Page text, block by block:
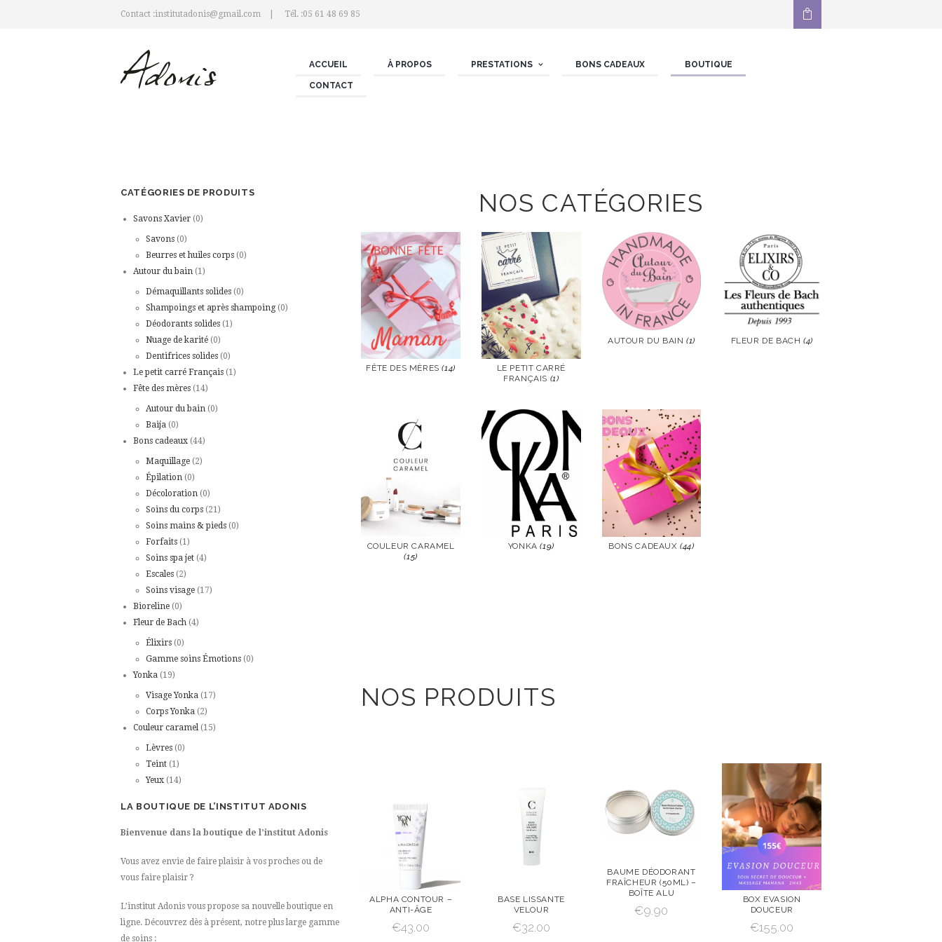
Contact :institutadonis@gmail.com Tél. :05 61 48 69 85
ACCUEIL À PROPOS PRESTATIONS BONS CADEAUX BOUTIQUE
CONTACT
CATÉGORIES DE PRODUITS
Savons Xavier (0)
Savons (0)
Beurres et huiles corps (0)
Autour du bain (1)
Démaquillants solides (0)
Shampoings et après shampoing (0)
Déodorants solides (1)
Nuage de karité (0)
Dentifrices solides (0)
Le petit carré Français (1)
Fête des mères (14)
Autour du bain (0)
Baija (0)
Bons cadeaux (44)
Maquillage (2)
Épilation (0)
Décoloration (0)
Soins du corps (21)
Soins mains & pieds (0)
Forfaits (1)
Soins spa jet (4)
Escales (2)
Soins visage (17)
Bioreline (0)
Fleur de Bach (4)
Élixirs (0)
Gamme soins Émotions (0)
Yonka (19)
Visage Yonka (17)
Corps Yonka (2)
Couleur caramel (15)
Lèvres (0)
Teint (1)
Yeux (14)
LA BOUTIQUE DE L’INSTITUT ADONIS
Bienvenue dans la boutique de l’institut Adonis
Vous avez envie de faire plaisir à vos proches ou de
vous faire plaisir ?
L’institut Adonis vous propose sa nouvelle boutique en
ligne. Découvrez dès à présent, notre plus large gamme
de soins :
NOS CATÉGORIES
FÊTE DES MÈRES(14)
LE PETIT CARRÉ
FRANÇAIS (1)
AUTOUR DU BAIN(1) FLEUR DE BACH (4)
COULEUR CARAMEL
(15)
YONKA(19) BONS CADEAUX(44)
NOS PRODUITS
R AU
ALPHA CONTOUR –
ANTI-ÂGE
€43.00
R AU
BASE LISSANTE
VELOUR
€32.00
VOIR
AJOUTE
PANIER
BAUME DÉODORANT
FRAÎCHEUR (50ML) –
BOÎTE ALU
€9.90
R AU
BOX EVASION
DOUCEUR
€155.00